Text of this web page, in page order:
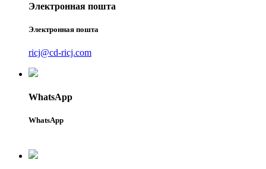
Электронная пошта
Электронная пошта
ricj@cd-ricj.com
WhatsApp
WhatsApp